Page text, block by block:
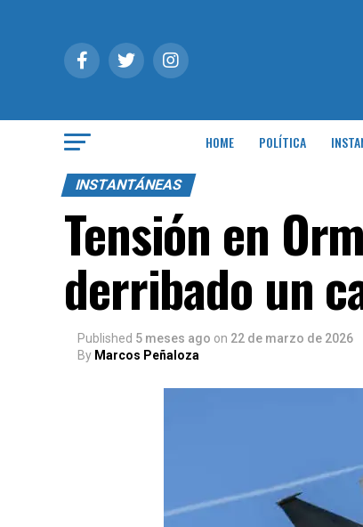
HOME POLÍTICA
INSTANTÁNEAS
Tensión en
derribado un
Published 5 meses ago on 22 de marzo de 2026
By Marcos Peñaloza